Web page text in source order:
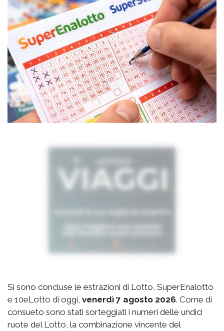
Si sono concluse le estrazioni di Lotto, SuperEnalotto
e 10eLotto di oggi, venerdì 7 agosto 2026. Come di
consueto sono stati sorteggiati i numeri delle undici
ruote del Lotto, la combinazione vincente del